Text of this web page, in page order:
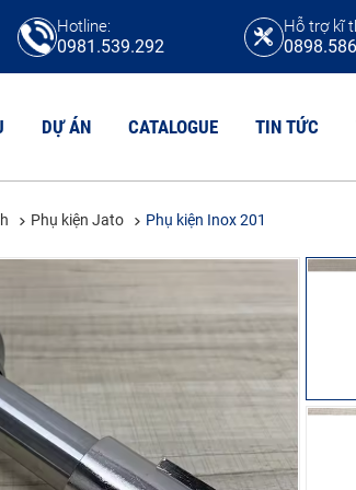
Hotline:
0981.539.292
Hỗ trợ kĩ
MAICA
FORMICA
Tấm compact CDF
Tấm Compact Phenolic
Tấm Compact Willsonart
DỰ ÁN CATALOGUE TIN TỨC
Phụ kiện Jato Phụ kiện Inox 201